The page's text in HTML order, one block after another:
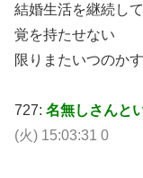
結婚生活を継続し
覚を持たせない
限りまたいつのか
727: 名無しさんと
(火) 15:03:31 0